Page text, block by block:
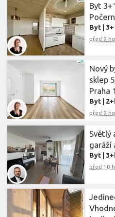
Byt
Byt
před 9
Nový
sklep
Praha
Byt
před 9
Světlý
garáží
Byt
před 10